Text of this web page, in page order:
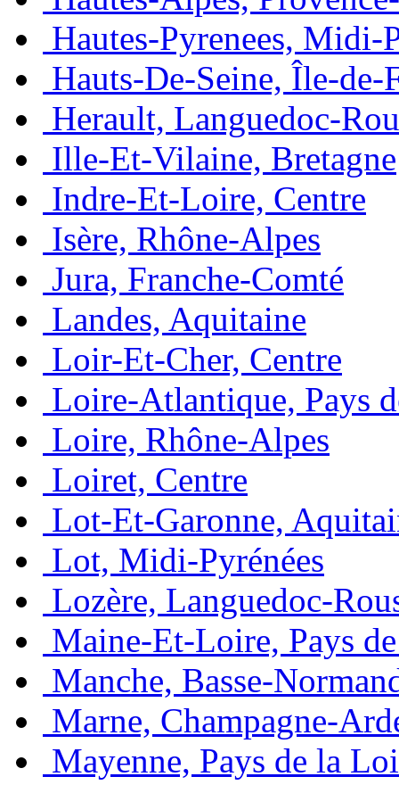
Hautes-Pyrenees, Midi-
Hauts-De-Seine, Île-de-
Herault, Languedoc-
Ille-Et-Vilaine, Bretagne
Indre-Et-Loire, Centre
Isère, Rhône-Alpes
Jura, Franche-Comté
Landes, Aquitaine
Loir-Et-Cher, Centre
Loire-Atlantique, Pays
Loire, Rhône-Alpes
Loiret, Centre
Lot-Et-Garonne,
Lot, Midi-Pyrénées
Lozère, Languedoc-
Maine-Et-Loire, Pays
Manche, Basse-
Marne, Champagne-
Mayenne, Pays de la